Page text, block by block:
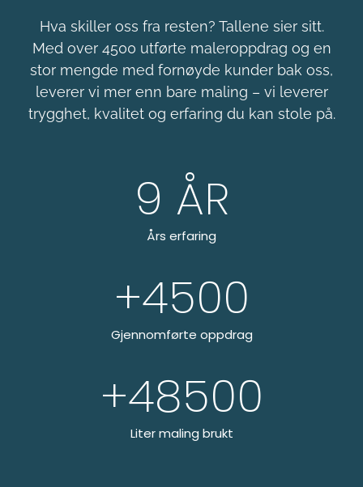
Hva skiller oss fra resten? Tallene sier sitt.
Med over 4500 utførte maleroppdrag og en
stor mengde med fornøyde kunder bak oss,
leverer vi mer enn bare maling – vi leverer
trygghet, kvalitet og erfaring du kan stole på.
Års erfaring
9 ÅR
Gjennomførte oppdrag
+4500
Liter maling brukt
+48500